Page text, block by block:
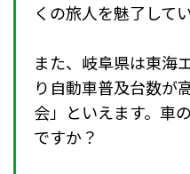
くの旅人を魅了してい
また、岐阜県は東海
り自動車普及台数が
会」といえます。車
ですか？